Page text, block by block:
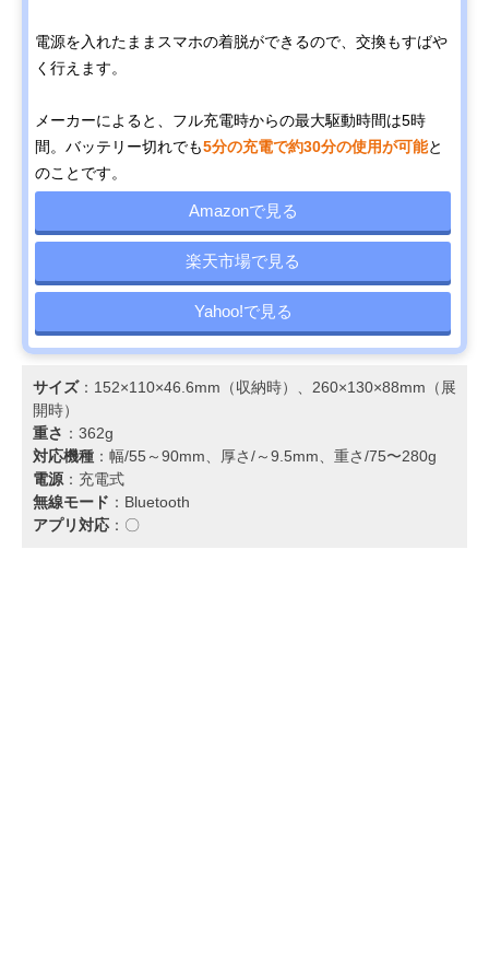
電源を入れたままスマホの着脱ができるので、交換もすばや
く行えます。
メーカーによると、フル充電時からの最大駆動時間は5時
間。バッテリー切れでも5分の充電で約30分の使用が可能と
のことです。
Amazonで見る
楽天市場で見る
Yahoo!で見る
サイズ：152×110×46.6mm（収納時）、260×130×88mm（展
開時）
重さ ：362g
対応機種 ：幅/55～90mm、厚さ/～9.5mm、重さ/75〜280g
電源 ：充電式
無線モード ：Bluetooth
アプリ対応 ：〇